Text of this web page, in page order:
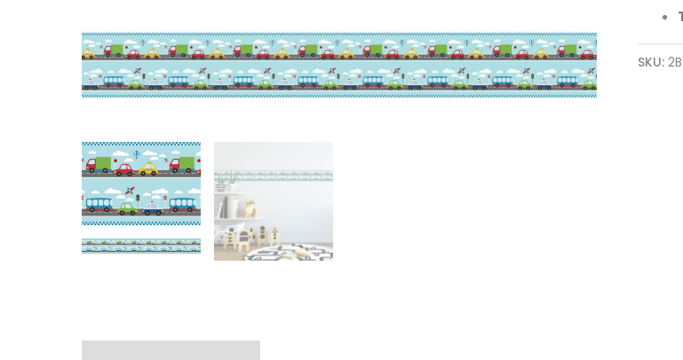
SKU: